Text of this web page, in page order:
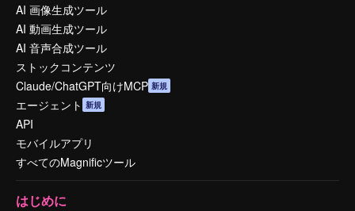
AI 画像生成ツール
AI 動画生成ツール
AI 音声合成ツール
ストックコンテンツ
Claude/ChatGPT向けMCP 新規
エージェント 新規
API
モバイルアプリ
すべてのMagnificツール
はじめに